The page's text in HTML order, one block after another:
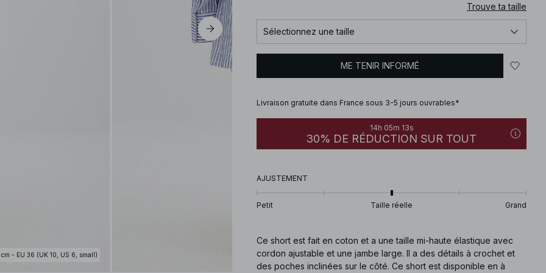
cm - EU 36 (UK 10, US 6, small)
Trouve ta taille
Sélectionnez une taille
ME TENIR INFORMÉ
Livraison gratuite dans France sous 3-5 jours ouvrables*
14h 05m 12s
30% DE RÉDUCTION SUR TOUT
AJUSTEMENT
Petit Taille réelle Grand
Ce short est fait en coton et a une taille mi-haute élastique avec
cordon ajustable et une jambe large. Il a des détails à crochet et
des poches inclinées sur le côté. Ce short est disponible en à